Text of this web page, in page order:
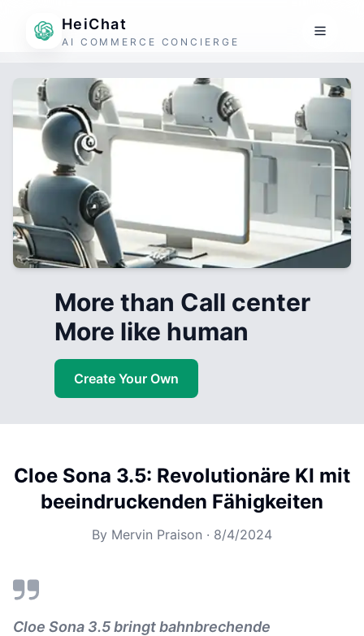
HeiChat
AI COMMERCE CONCIERGE
More than Call center
More like human
Create Your Own
Cloe Sona 3.5: Revolutionäre KI mit
beeindruckenden Fähigkeiten
By Mervin Praison · 8/4/2024
Cloe Sona 3.5 bringt bahnbrechende